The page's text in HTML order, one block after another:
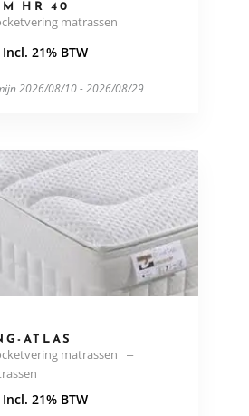
HR 40
matrassen
Incl. 21% BTW
2026/08/10 - 2026/08/29
ATLAS
matrassen
Incl. 21% BTW